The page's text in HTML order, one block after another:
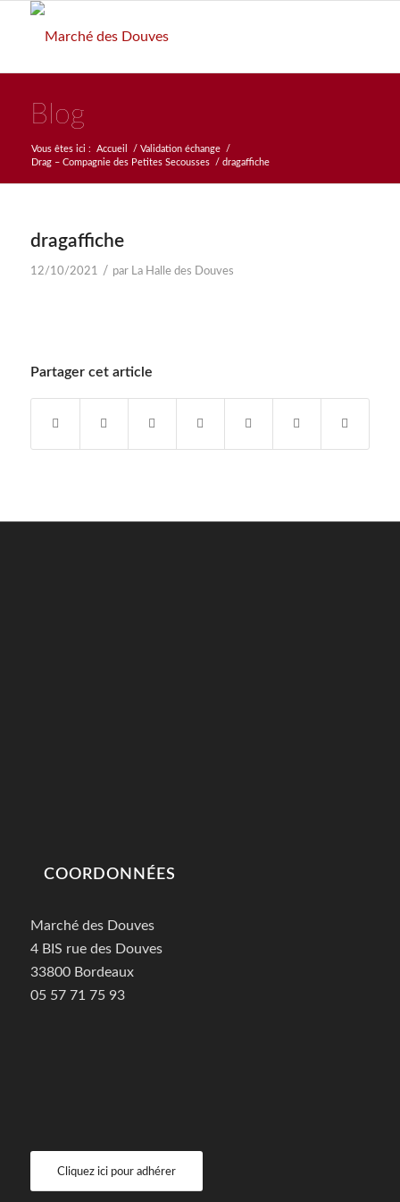
Blog
Vous êtes ici : Accueil / Validation échange
/
Drag – Compagnie des Petites Secousses
/ dragaffiche
dragaffiche
12/10/2021 / par La Halle des Douves
Partager cet article
COORDONNÉES
Marché des Douves
4 BIS rue des Douves
33800 Bordeaux
05 57 71 75 93
Cliquez ici pour adhérer